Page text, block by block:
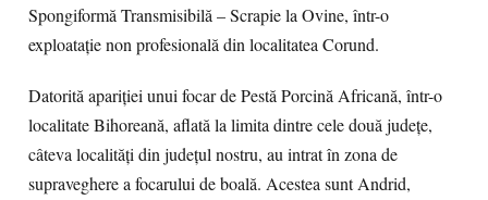
Spongiformă Transmisibilă – Scrapie la Ovine, într-o
exploatație non profesională din localitatea Corund.
Datorită apariției unui focar de Pestă Porcină Africană, într-o
localitate Bihoreană, aflată la limita dintre cele două județe,
câteva localități din județul nostru, au intrat în zona de
supraveghere a focarului de boală. Acestea sunt Andrid,